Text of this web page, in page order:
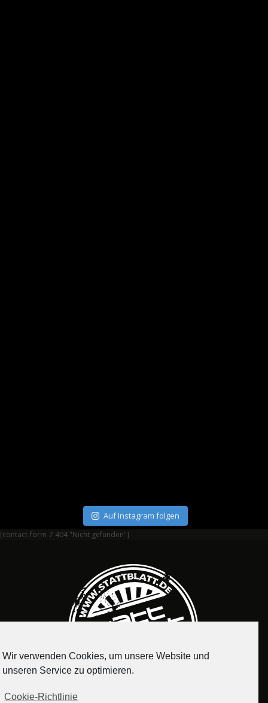
Auf Instagram folgen
[contact-form-7 404 "Nicht gefunden"]
Wir verwenden Cookies, um unsere Website und
unseren Service zu optimieren.
Cookie-Richtlinie